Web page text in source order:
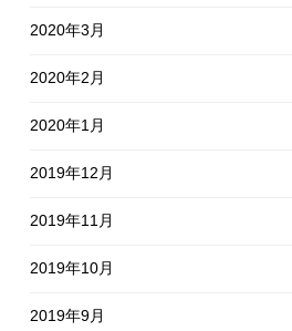
2020年3月
2020年2月
2020年1月
2019年12月
2019年11月
2019年10月
2019年9月